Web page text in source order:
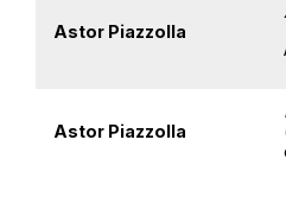
Astor Piazzolla
Astor Piazzolla